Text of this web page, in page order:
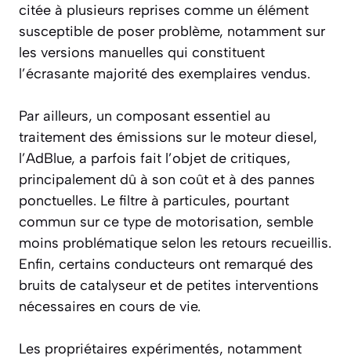
citée à plusieurs reprises comme un élément
susceptible de poser problème, notamment sur
les versions manuelles qui constituent
l’écrasante majorité des exemplaires vendus.
Par ailleurs, un composant essentiel au
traitement des émissions sur le moteur diesel,
l’AdBlue, a parfois fait l’objet de critiques,
principalement dû à son coût et à des pannes
ponctuelles. Le filtre à particules, pourtant
commun sur ce type de motorisation, semble
moins problématique selon les retours recueillis.
Enfin, certains conducteurs ont remarqué des
bruits de catalyseur et de petites interventions
nécessaires en cours de vie.
Les propriétaires expérimentés, notamment